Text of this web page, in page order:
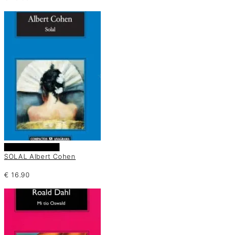
SOLAL Albert Cohen
€ 16.90